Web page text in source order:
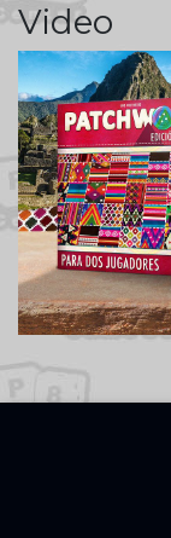
Video